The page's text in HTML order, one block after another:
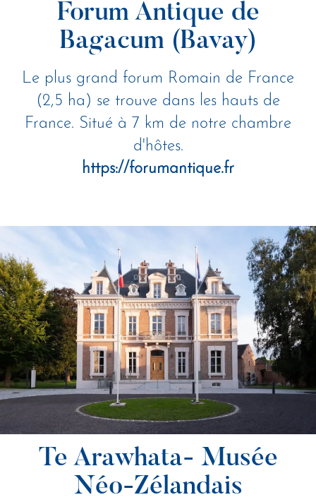
Forum Antique de
Bagacum (Bavay)
Le plus grand forum Romain de France
(2,5 ha) se trouve dans les hauts de
France. Situé à 7 km de notre chambre
d'hôtes.
https://forumantique.fr
Te Arawhata- Musée
Néo-Zélandais